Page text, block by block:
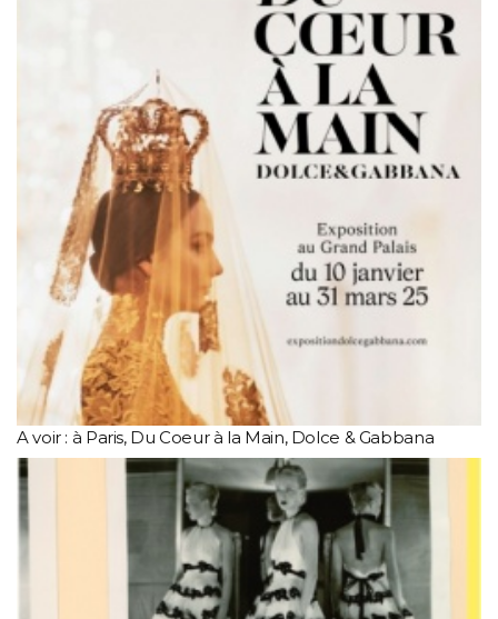
A voir : à Paris, Du Coeur à la Main, Dolce & Gabbana